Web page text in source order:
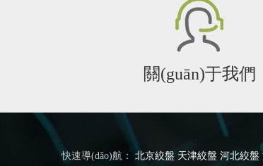
關(guān)于我們
快速導(dǎo)航： 北京絞盤 天津絞盤 河北絞盤